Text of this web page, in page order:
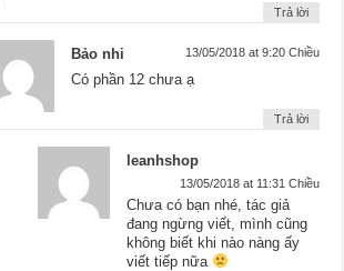
Trả lời
Bảo nhi 13/05/2018 at 9:20 Chiều
Có phần 12 chưa ạ
Trả lời
leanhshop
13/05/2018 at 11:31 Chiều
Chưa có bạn nhé, tác giả
đang ngừng viết, mình cũng
không biết khi nào nàng ấy
viết tiếp nữa